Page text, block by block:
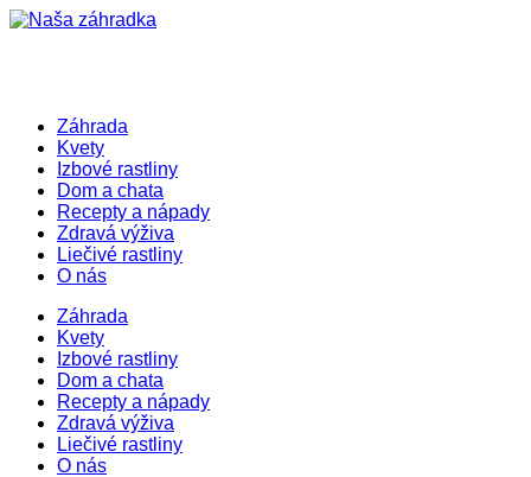
Záhrada
Kvety
Izbové rastliny
Dom a chata
Recepty a nápady
Zdravá výživa
Liečivé rastliny
O nás
Záhrada
Kvety
Izbové rastliny
Dom a chata
Recepty a nápady
Zdravá výživa
Liečivé rastliny
O nás